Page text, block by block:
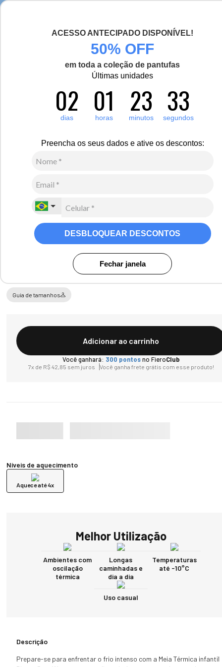
ACESSO ANTECIPADO DISPONÍVEL!
50% OFF
em toda a coleção de pantufas
Últimas unidades
02
dias 01
horas 23
minutos 33
segundos
Preencha os seus dados e ative os descontos:
DESBLOQUEAR DESCONTOS
Fechar janela
Meia térmica infantil Heat Holders Lite 1.6 Star Wars
85sem juros
(5% OFF no PIX/Boleto)
Tamanho
Guia de tamanhos
Adicionar ao carrinho
Você ganhará: 300 pontosno FieroClub
7x de R$ 42,85 sem juros Você ganha frete grátis com esse produto!
Níveis de aquecimento
Aquece até 4x
Melhor Utilização
Ambientes com
oscilação
térmica
Longas
caminhadas e
dia a dia
Temperaturas
até -10°C
Uso casual
Descrição
Prepare-se para enfrentar o frio intenso com a Meia Térmica infantil